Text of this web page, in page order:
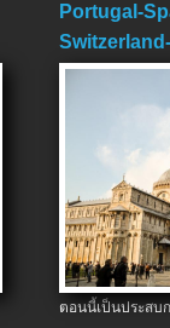
Portugal-
ตอนนี้เป็นประส